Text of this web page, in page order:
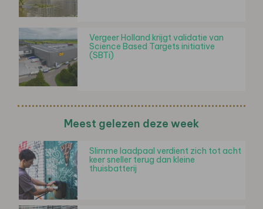
Vergeer Holland krijgt validatie van
Science Based Targets initiative
(SBTi)
Meest gelezen deze week
Slimme laadpaal verdient zich tot acht
keer sneller terug dan kleine
thuisbatterij